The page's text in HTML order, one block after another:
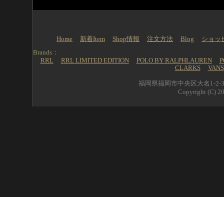
Home 新着Item Shop情報 注文方法 Blog
ショッ
Brands：
RRL
RRL LIMITED EDITION POLO BY RALPHLAUREN
CLARKS
VANS
福岡県福岡市中央区大名1-2-
Copyright (C)